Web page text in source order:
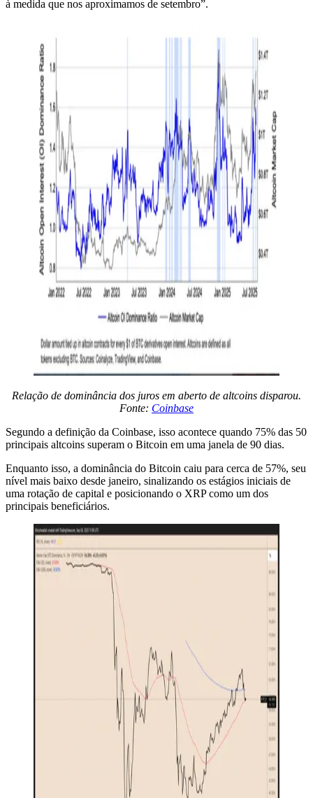
à medida que nos aproximamos de setembro”.
Relação de dominância dos juros em aberto de altcoins disparou.
Fonte: Coinbase
Segundo a definição da Coinbase, isso acontece quando 75% das 50
principais altcoins superam o Bitcoin em uma janela de 90 dias.
Enquanto isso, a dominância do Bitcoin caiu para cerca de 57%, seu
nível mais baixo desde janeiro, sinalizando os estágios iniciais de
uma rotação de capital e posicionando o XRP como um dos
principais beneficiários.